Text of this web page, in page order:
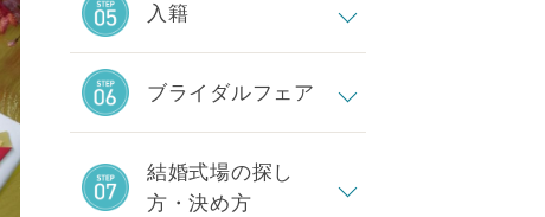
入籍
ブライダルフェア
結婚式場の探し
方・決め方